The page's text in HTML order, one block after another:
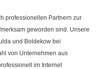
professionellen Partnern zur
geworden sind. Unsere
und Boldekow bei
von Unternehmen aus
im Internet